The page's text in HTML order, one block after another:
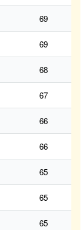
69
69
68
67
66
66
65
65
65